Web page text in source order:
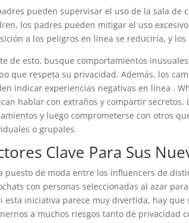
pueden supervisar el uso de la sala de
los padres pueden mitigar el uso
a los peligros en línea se reduciría, y
de esto, busque comportamientos
que respeta su privacidad. Además, los
indicar experiencias negativas en línea .
hablar con extraños y compartir
y luego comprometerse con otros
o grupales.
Clave Para Sus
puesto de moda entre los influencers de
con personas seleccionadas al azar
esta iniciativa parece muy divertida, hay que
a muchos riesgos tanto de privacidad